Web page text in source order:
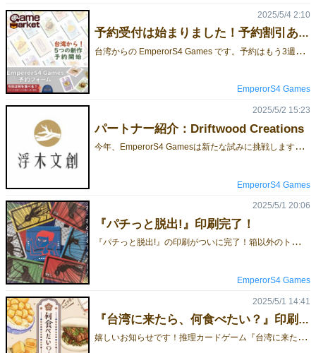
予約受付は始まりました！予約割引あり！
台
湾からの EmperorS4 Games です。予約はもう3週間前から始まってたんですが、やっぱりイベント直前の2週間くらいにならないと注目されにくい気がしますよね。毎日ブログに新しい記事がどんどん上がってくるから、全部追いきれないのも分かります。でもでも、やっぱりもう一度お知らせさせてください！逃したらもう手に入らないかもですよ〜！今回はHomosapiens LabやMoaideas Game Designと合同で、【エリア-38】にて出展いたします。自社の新作に加え、台湾のパートナーによる最新作もあわせて、6タイトルの新作ゲームをご用意しております。ぜひこの機会に、ブースまでお立ち寄りください！なお、スーツケースでの持ち込みのため、既存作品はご予約分のみの販売となります。ご希望の方は、お早めの事前予約をおすすめいたします。》》 予約フォーム 《《 【新品】台湾に来たら、何食べたい？ ￥1,500台湾料理の魅力を推理で解き明かせ！食欲の秋にぴったりのカードゲーム！パチっと脱出! (10 to Leave) 原価￥2,000 予約価格￥1,500蚊として、生き残るためには叩かれないことがとても重要です！ネオン転職戦線 (Neon Nexus) 原価￥2,500 予約価格￥2,000未来を賭けた仕事選び、あなたの戦略がネオンを照らす！爆爆ココ(Coco Boom) 原価￥2,500 予約価格￥2,000「プッシュ・ユア・ラック」と反射神経が絶妙に融合したゲームで、ココナッツを集めて高得点を狙い、爆弾を避けよう！ハッカーピース (PWNED!) 予約価格￥2,500罠を張って、圧縮展開！サーバー制覇の瞬間に『PWNED!』を叫べ！青き海の再生 (Echo Wave) 予約価格￥3,000円海を守るか、命を繋ぐか――その手に委ねられた未来！【既作】「好評再販」ゴミ商人 (Trash or Cash) ￥3,500円 - Syzygy Games「好評再販」2024新版 シャドー・ハウス：ザ・コード（Shadow House: The Code) ￥2,000先行体験版購入者には1,000円引きの特別割引があります、割引説明をご確認ください「好評再販」トリイ（Torii) ￥4,500ぶらり、ブラーノ島：ロール＆ライト ￥2,500ぶらり、プロヴァンス ￥2,500ぶらり、ブラーノ島 ￥2,500馭利 交易者 ワールド エクスチェインジャーズ ￥2,500以上全部は日本語ルール付き、予約フォームでルールを確認することができます。 🔶 ご注意事項 🔶ご予約いただいた商品は、当日15時までのお取り置きとさせていただきます。お時間までにお越しいただけますよう、お願いいたします。ご不明な点がございましたら、お気軽にお問い合わせください。🕐 ご予約受付期間：～5月13日（火）13時まで※予定数に達し次第、受付を終了させていただく場合がございます。ご了承ください。ゲームマーケットでお目にかかることを楽しみにしております。よろしくお願い致します。お問い合わせは、メール：service@emperors4.comツイッター（X）：@boardgame_love
2025/5/4 2:10
EmperorS4 Games
パートナー紹介：Driftwood Creations
今
年、EmperorS4 Gamesは新たな試みに挑戦します。台湾の他出版社との合同出展に加え、日本への直接訪問が難しい台湾のインディーズデザイナーやスタジオの新作もサポートし、日本での事前予約ができる機会を提供します。ゲームそのものの魅力だけでなく、彼らのスタジオやクリエイティブ活動も知っていただきたいと考えています。今回ご紹介するのは、新進気鋭のインディーズボードゲーム出版社 Drifwood Creation です！参加する3タイトルは以下の通りです：『青き海の再生 -Echo Wave-』『ネオン転職戦線 -Neon Nexus-』『爆爆ココ -Coco Boom-』Driftwood Creationsゲームを通じて社会を語る、小さな波から大きな対話へ。台湾から登場した、社会や人文テーマに焦点を当てるインディーズ出版社です。ボードゲームというメディアを通して、多様な視点や新たな対話のきっかけを生み出すことを目指しています。ひとつのテーブルを囲んでゲームを楽しむその時間が、複雑な社会構造、豊かな歴史、文化的な違いを横断する旅となり、これまで十分に語られてこなかった物語や視点に光を当て、プレイヤー同士の対話と内省を促す力を持つと信じています。コミュニティと共に、社会的価値をつくる政府機関、非営利団体、ソーシャルビジネスとの協働に力を入れ、それぞれのミッションや目的に沿ったゲーム製作を行っています。公共政策の普及、社会課題の啓発、チームビルディングなど、多様な場面で活用できる、インタラクティブで学びのある体験を提供します。 詳細情報は下記リンクをご覧ください：『青き海の再生 -Echo Wave-』海洋環境教育をテーマにした、ライトながら歯ごたえのある戦略ゲームです。『ネオン転職戦線 -Neon Nexus-』 未来都市で繰り広げられる、職業と金をめぐるサイバー競りバトル！『爆爆ココ -Coco Boom-』ココナッツをたくさん集めて高得点を目指そう！でも、爆弾ココには注意！手番ごとに「続けて予想する」か「やめて得点を確定する」か、ドキドキの選択が待っている！現在、台湾ではGamenessによる再版クラウドファンディングが実施中です！Gamenessはオリジナルゲームの開発だけでなく、楽しいファミリーゲームやパーティーゲームの代理出版も行っています。今回のイベントでは、新作ゲームのスカウトも行う予定です！--ゲームマーケット2025春にて、事前予約受付中！ぜひこの機会にチェックしてみてください！今回のゲムマ2025春は合同出展で、【エリア-38】にて出展いたします。
2025/5/2 15:23
EmperorS4 Games
『パチっと脱出!』印刷完了！
『
パチっと脱出!』の印刷がついに完了！箱以外のトークンもあとは組み立てるだけ...うまくいくはず...かな？ 蚊同士の心理戦、協力するか裏切るか。しかし人間が目覚めた時、生き残る勝者が決まる。自分の蚊たちをうまく操り、全てを窓から脱出させることができるか？手札管理の妙を極めろ！一匹の蚊も見捨てず、パチッとされる前に逃げ切れ！2-5人 10-20分 8歳〜 ゲームルールはこちら今回の合同出展では【エリア-38】にて出展いたします、EmperorS4 Gamesのご予約いただけるゲームの一覧はこちらです。
2025/5/1 20:06
EmperorS4 Games
『台湾に来たら、何食べたい？』印刷完了！
嬉
しいお知らせです！推理カードゲーム『台湾に来たら、何食べたい？』の印刷がついに完成しました！気づけばもう5月ですが……この作品は「ゲームマーケットチャレンジ」に参加できる純粋なカードゲームなので、あとは箱を仕上げるだけ。なんとか間に合いそうです！プレイヤーは色と数字のヒントをもとに、親プレイヤーが選んだ料理を推理します。ルールは簡単ですが、直感と戦略が試される奥深さがあり、プレイするたびに新たな発見があります。台湾の美味しい料理をテーマにした、推理と楽しさが詰まった一作です。 ゲームルールはこちら今回の合同出展では【エリア-38】にて出展いたします、EmperorS4 Gamesのご予約いただけるゲームの一覧はこちらです。
2025/5/1 14:41